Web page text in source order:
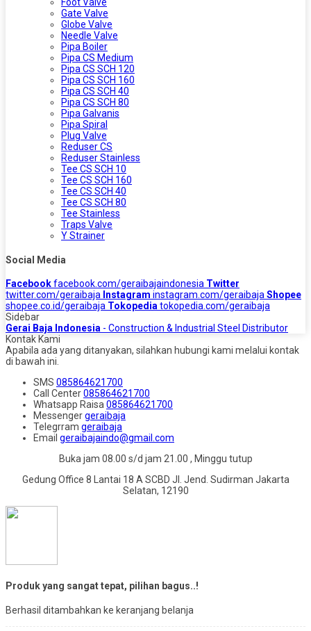
Gate Valve
Globe Valve
Needle Valve
Pipa Boiler
Pipa CS Medium
Pipa CS SCH 120
Pipa CS SCH 160
Pipa CS SCH 40
Pipa CS SCH 80
Pipa Galvanis
Pipa Spiral
Plug Valve
Reduser CS
Reduser Stainless
Tee CS SCH 10
Tee CS SCH 160
Tee CS SCH 40
Tee CS SCH 80
Tee Stainless
Traps Valve
Y Strainer
Social Media
Facebookfacebook.com/geraibajaindonesia Twitter
twitter.com/geraibaja Instagram instagram.com/geraibajaShopee
shopee.co.id/geraibaja Tokopediatokopedia.com/geraibaja
Sidebar
Gerai Baja Indonesia - Construction & Industrial Steel Distributor
Kontak Kami
Apabila ada yang ditanyakan, silahkan hubungi kami melalui kontak
di bawah ini.
SMS 085864621700
Call Center085864621700
Whatsapp Raisa085864621700
Messengergeraibaja
Telegrram geraibaja
Email geraibajaindo@gmail.com
Buka jam 08.00 s/d jam 21.00 , Minggu tutup
Gedung Office 8 Lantai 18 A SCBD Jl. Jend. Sudirman Jakarta
Selatan, 12190
Produk yang sangat tepat, pilihan bagus..!
Berhasil ditambahkan ke keranjang belanja